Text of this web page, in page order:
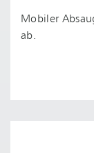
Mobiler
ab.